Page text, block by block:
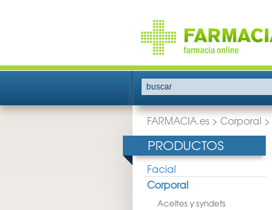
buscar
FARMACIA.es > Corporal >
PRODUCTOS
Facial
Corporal
Aceites y syndets